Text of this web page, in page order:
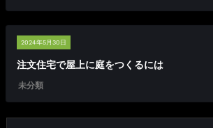
2024年5月30日
注文住宅で屋上に庭をつくるには
未分類